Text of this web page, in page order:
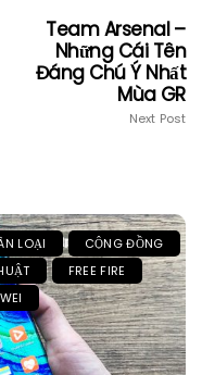
Team Arsenal –
Những Cái Tên
Đáng Chú Ý Nhất
Mùa GR
Next Post
LOẠI
CỘNG ĐỒNG
FREE FIRE